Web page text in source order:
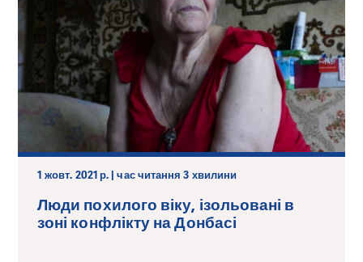
1 жовт. 2021 р. | час читання 3 хвилини
Люди похилого віку, ізольовані в
зоні конфлікту на Донбасі